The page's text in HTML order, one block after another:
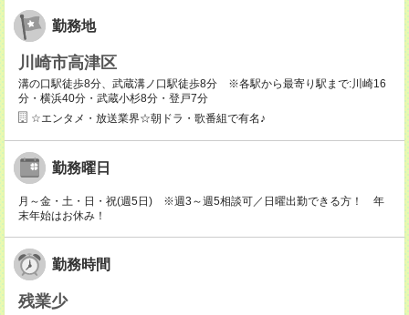
勤務地
川崎市高津区
溝の口駅徒歩8分、武蔵溝ノ口駅徒歩8分 ※各駅から最寄り駅まで:川崎16
分・横浜40分・武蔵小杉8分・登戸7分
☆エンタメ・放送業界☆朝ドラ・歌番組で有名♪
勤務曜日
月～金・土・日・祝(週5日) ※週3～週5相談可／日曜出勤できる方！ 年
末年始はお休み！
勤務時間
残業少